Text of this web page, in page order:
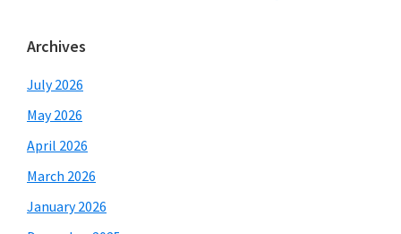
Archives
July 2026
May 2026
April 2026
March 2026
January 2026